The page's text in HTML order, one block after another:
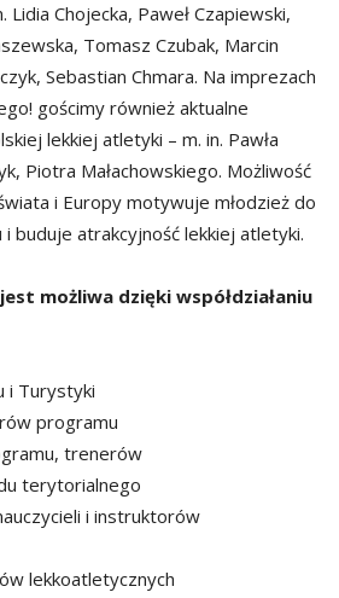
Chojecka, Paweł Czapiewski,
Tomasz Czubak, Marcin
Sebastian Chmara. Na imprezach
gościmy również aktualne
lekkiej atletyki – m. in. Pawła
Piotra Małachowskiego. Możliwość
i Europy motywuje młodzież do
buduje atrakcyjność lekkiej atletyki.
możliwa dzięki współdziałaniu
i Turystyki
programu
trenerów
terytorialnego
i instruktorów
lekkoatletycznych